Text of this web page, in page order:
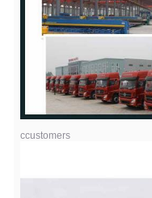
ccustomers